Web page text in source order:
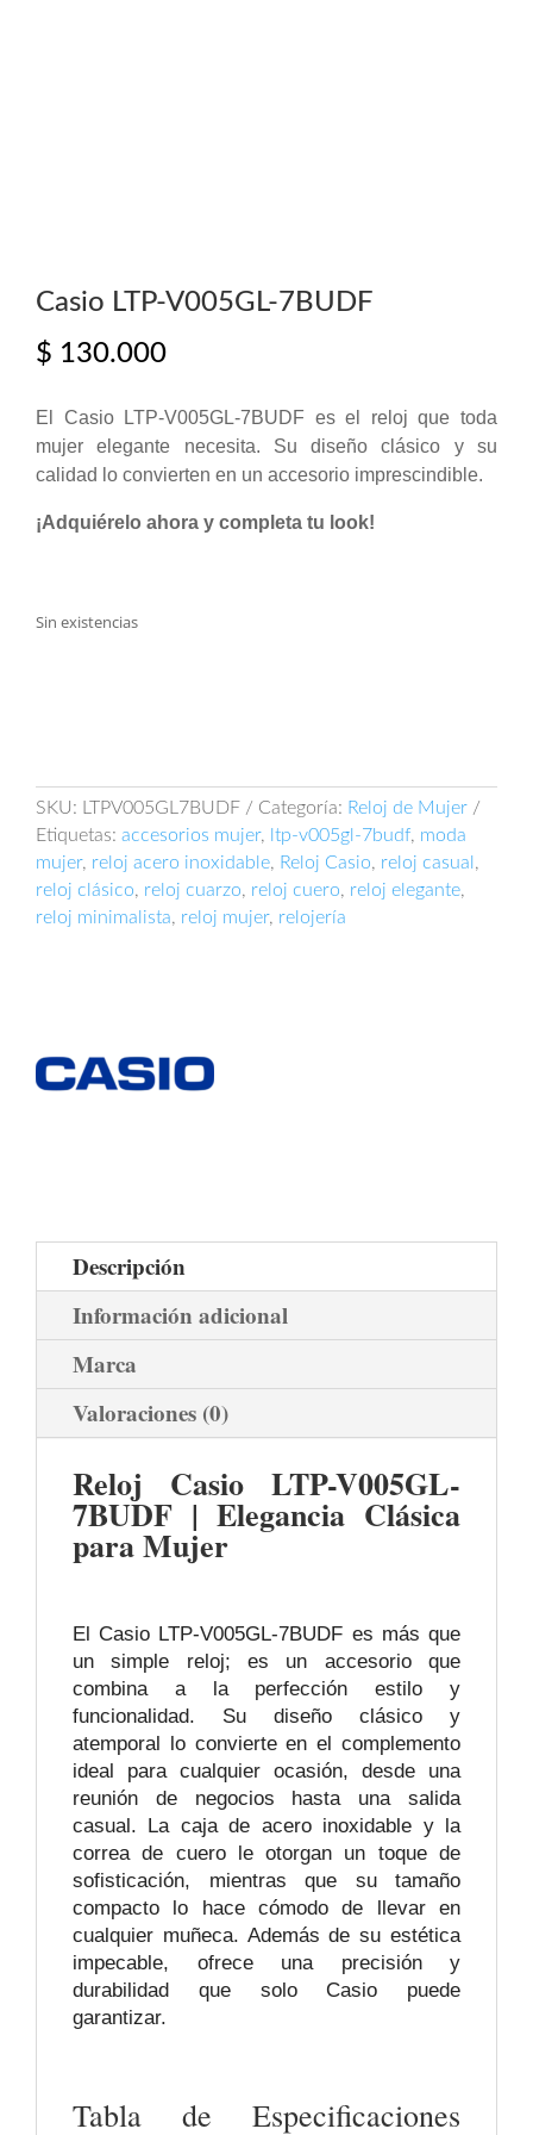
Casio LTP-V005GL-7BUDF
$ 130.000
El Casio LTP-V005GL-7BUDF es el reloj que toda
mujer elegante necesita. Su diseño clásico y su
calidad lo convierten en un accesorio imprescindible.
¡Adquiérelo ahora y completa tu look!
Sin existencias
SKU: LTPV005GL7BUDF Categoría: Reloj de Mujer
Etiquetas: accesorios mujer, ltp-v005gl-7budf, moda
mujer, reloj acero inoxidable, Reloj Casio, reloj casual ,
reloj clásico, reloj cuarzo, reloj cuero, reloj elegante,
reloj minimalista, reloj mujer, relojería
Descripción
Información adicional
Marca
Valoraciones (0)
Reloj Casio LTP-V005GL-
7BUDF | Elegancia Clásica
para Mujer
El Casio LTP-V005GL-7BUDF es más que
un simple reloj; es un accesorio que
combina a la perfección estilo y
funcionalidad. Su diseño clásico y
atemporal lo convierte en el complemento
ideal para cualquier ocasión, desde una
reunión de negocios hasta una salida
casual. La caja de acero inoxidable y la
correa de cuero le otorgan un toque de
sofisticación, mientras que su tamaño
compacto lo hace cómodo de llevar en
cualquier muñeca. Además de su estética
impecable, ofrece una precisión y
durabilidad que solo Casio puede
garantizar.
Tabla de Especificaciones